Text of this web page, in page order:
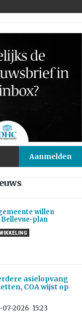
willen
plan
asielopvang
COA wijst op
07-2026 15:23